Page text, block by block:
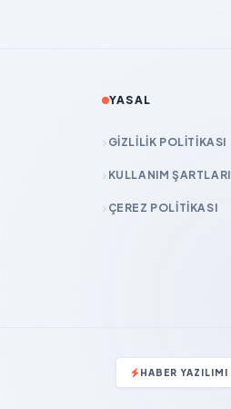
YASAL
GIZLILIK POLITIKASI
KULLANIM ŞARTLARI
ÇEREZ POLITIKASI
HABER YAZILIMI